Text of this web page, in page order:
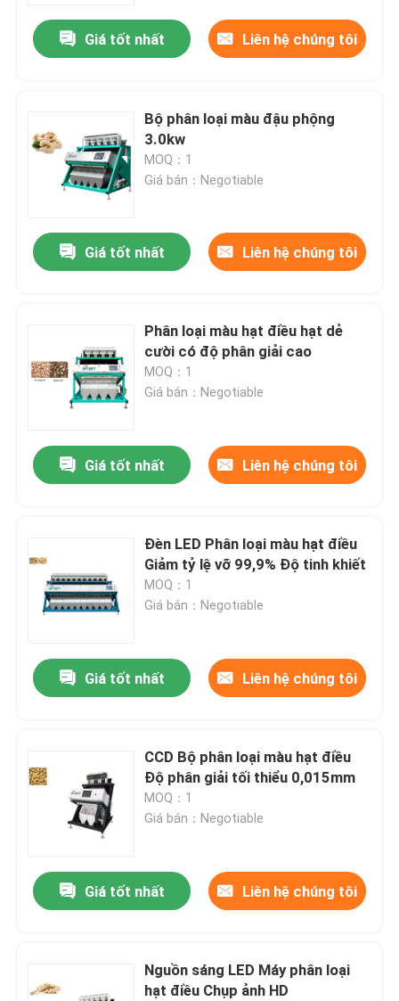
Giá tốt nhất Liên hệ chúng tôi
Bộ phân loại màu đậu phộng
3.0kw
MOQ：1
Giá bán：Negotiable
Giá tốt nhất Liên hệ chúng tôi
Phân loại màu hạt điều hạt dẻ
cười có độ phân giải cao
MOQ：1
Giá bán：Negotiable
Giá tốt nhất Liên hệ chúng tôi
Đèn LED Phân loại màu hạt điều
Giảm tỷ lệ vỡ 99,9% Độ tinh khiết
MOQ：1
Giá bán：Negotiable
Giá tốt nhất Liên hệ chúng tôi
CCD Bộ phân loại màu hạt điều
Độ phân giải tối thiểu 0,015mm
MOQ：1
Giá bán：Negotiable
Giá tốt nhất Liên hệ chúng tôi
Nguồn sáng LED Máy phân loại
hạt điều Chụp ảnh HD